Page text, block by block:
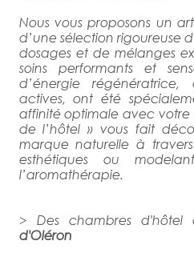
Nous vous proposons un
d’une sélection rigoureuse
dosages et de mélanges
soins performants et
d’énergie régénératrice,
actives, ont été
affinité optimale avec votre
de l’hôtel » vous fait
marque naturelle à
esthétiques ou
l’aromathérapie.
> Des chambres
d'Oléron